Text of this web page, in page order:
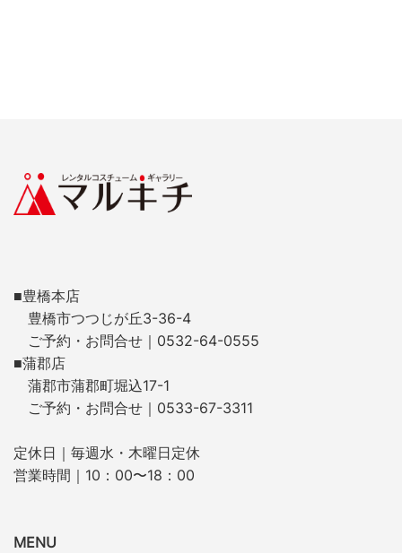
■豊橋本店
豊橋市つつじが丘3-36-4
ご予約・お問合せ｜0532-64-0555
■蒲郡店
蒲郡市蒲郡町堀込17-1
ご予約・お問合せ｜0533-67-3311
定休日｜毎週水・木曜日定休
営業時間｜10：00〜18：00
MENU